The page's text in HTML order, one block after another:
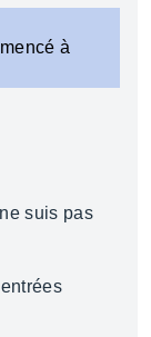
à
suis pas